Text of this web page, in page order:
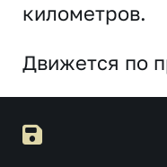
километров.
Движется по